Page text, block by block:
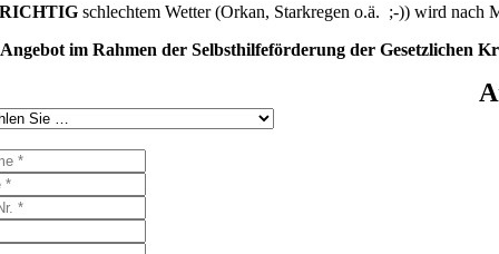
RICHTIG schlechtem Wetter (Orkan, Starkregen o.ä. ;-)) wird nach
im Rahmen der Selbsthilfeförderung der Gesetzlichen